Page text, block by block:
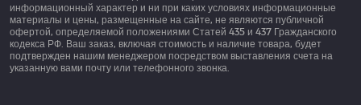
информационный характер и ни при каких условиях информационные
материалы и цены, размещенные на сайте, не являются публичной
офертой, определяемой положениями Статей 435 и 437 Гражданского
кодекса РФ. Ваш заказ, включая стоимость и наличие товара, будет
подтвержден нашим менеджером посредством выставления счета на
указанную вами почту или телефонного звонка.